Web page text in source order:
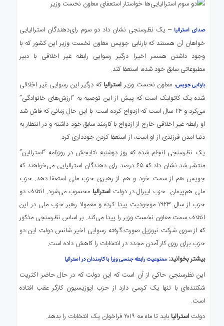
صدای استرالیا – یک نظرسنجی نشان داد دو سوم رای‌دهندگان استرالیایی
خواهان آن هستند که بارنابی جویس معاون نخست وزیر این کشور که با
وجود داشتن همسر اخیرا درگیر رسوایی رابطه غیر اخلاقی با دبیر
مطبوعاتی سابق خود شده، استعفا کند.
بارنابی جویس، معاون نخست وزیر استرالیاکه درگیر این رسوایی غیر اخلاقی
شده یک کاتولیک است که پیش از این توصیه به “ارزش‌های خانوادگی”
می‌کرد و ۲۴ سال است که ازدواج کرده است. با این حال زمانی که فاش شد
او رابطه غیر اخلاقی خارج از ازدواج با کارمند سابق خود داشته و در انتظار به
دنیا آمدن فرزندی از او است، از استعفا کردن خودداری کرد.
یک نظرسنجی انجام شده که روز دوشنبه نتایجش در روزنامه “استرالین”
منتشر شد نشان داد که ۶۵ درصد رای دهندگان استرالیایی می‌خواهند که
جویس هم از سمت خود و هم از رهبری حزب ملی استعفا دهد. حزب
ملی هم‌پیمان حزب لیبرال در دولت استرالیا محسوب می‌شود. ائتلاف دو
حزب از سال ۱۹۲۳ موجودیت پیدا کرده و معمولا رهبر حزب ملی در این
ائتلاف سمت معاون نخست وزیر را پیدا می‌کند. بر اساس نظرسنجی مذکور
که از سوی شرکت نیوزپل صورت گرفته رسوایی اخیر شانس دولت این دو
حزب برای روی کار آمدن مجدد در انتخابات را کاهش داده است.
بیشتر بخوانید:ممنوعیت رابطه جنسی وزرا با کارمندان در استرالیا
این نظرسنجی حاکی از آن است که این دولت که در حال حاضر اکثریت
شکننده‌ای با تنها یک کرسی دارد از حزب اپوزیسیون کارگر عقب افتاده
است.
دولت استرالیا باید تا ماه مه ۲۰۱۹ فراخوان یک انتخابات را بدهد.